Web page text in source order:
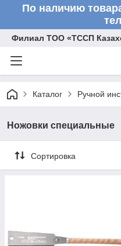
По наличию
Филиал ТОО «ТССП
Каталог Ручной
Ножовки специальные
Сортировка